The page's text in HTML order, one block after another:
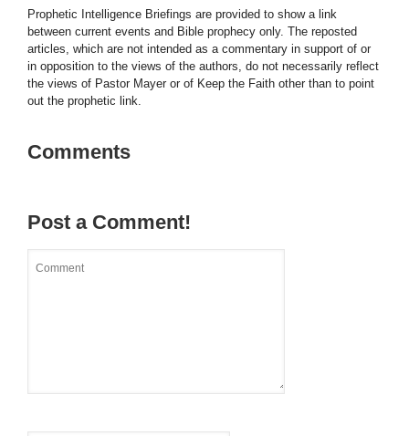
Prophetic Intelligence Briefings are provided to show a link
between current events and Bible prophecy only. The reposted
articles, which are not intended as a commentary in support of or
in opposition to the views of the authors, do not necessarily reflect
the views of Pastor Mayer or of Keep the Faith other than to point
out the prophetic link.
Comments
Post a Comment!